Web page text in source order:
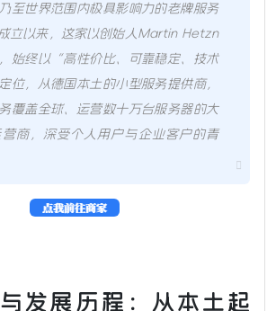
至世界范围内极具影响力的老牌服务
立以来，这家以创始人Martin Hetzn
始终以“高性价比、可靠稳定、技术
位，从德国本土的小型服务提供商，
覆盖全球、运营数十万台服务器的大
商，深受个人用户与企业客户的青
发展历程：从本土起